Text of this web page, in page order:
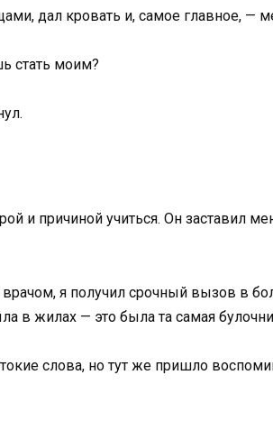
дал кровать и, самое главное, —
стать моим?
и причиной учиться. Он заставил
я получил срочный вызов в
в жилах — это была та самая
слова, но тут же пришло